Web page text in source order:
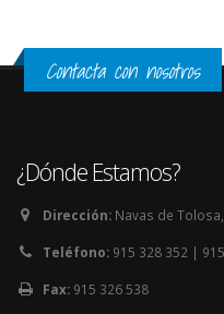
Contacta con nosotros
¿Dónde Estamos?
Dirección: Navas de
Teléfono: 915 328 352 |
Fax: 915 326 538